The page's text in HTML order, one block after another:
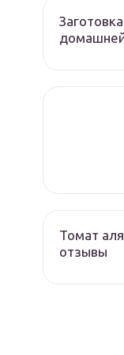
Томат
отзывы